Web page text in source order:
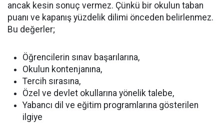
ancak kesin sonuç vermez. Çünkü bir okulun taban
puanı ve kapanış yüzdelik dilimi önceden belirlenmez.
Bu değerler;
Öğrencilerin sınav başarılarına,
Okulun kontenjanına,
Tercih sırasına,
Özel ve devlet okullarına yönelik talebe,
Yabancı dil ve eğitim programlarına gösterilen
ilgiye